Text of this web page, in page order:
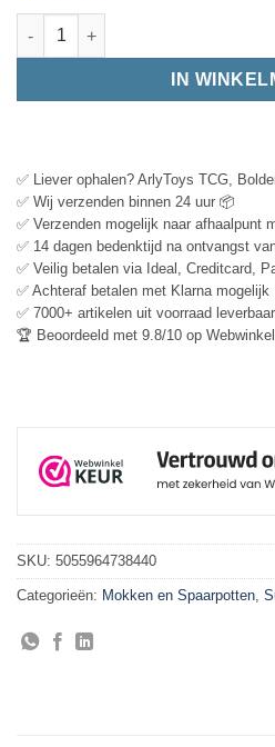
IN
✅ Liever ophalen? ArlyToys TCG,
✅ Wij verzenden binnen 24 uur 📦
✅ Verzenden mogelijk naar afhaalpunt
✅ 14 dagen bedenktijd na ontvangst
✅ Veilig betalen via Ideal, Creditcard,
✅ Achteraf betalen met Klarna mogelijk
✅ 7000+ artikelen uit voorraad leverbaar
🏆 Beoordeeld met 9.8/10 op
SKU: 5055964738440
Categorieën: Mokken en Spaarpotten,